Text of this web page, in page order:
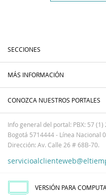
SECCIONES
MÁS INFORMACIÓN
CONOZCA NUESTROS PORTALES
Info general del portal: PBX: 57 (1)
Bogotá 5714444 - Línea Nacional
Dirección: Av. Calle 26 # 68B-70.
VERSIÓN PARA